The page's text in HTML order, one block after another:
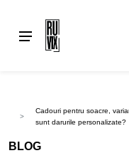
Cadouri pentru soacre,
sunt darurile personalizate?
BLOG